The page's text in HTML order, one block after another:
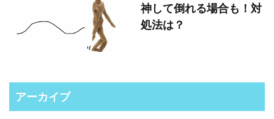
神して倒れる場合も！対
処法は？
アーカイブ